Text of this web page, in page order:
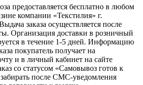
предоставляется бесплатно в любом
компании «Текстилия» г.
заказа осуществляется после
Организация доставки в розничный
в течение 1-5 дней. Информацию
покупатель получает на
и в личный кабинет на сайте
со статусом «Самовывоз готов к
после СМС-уведомления